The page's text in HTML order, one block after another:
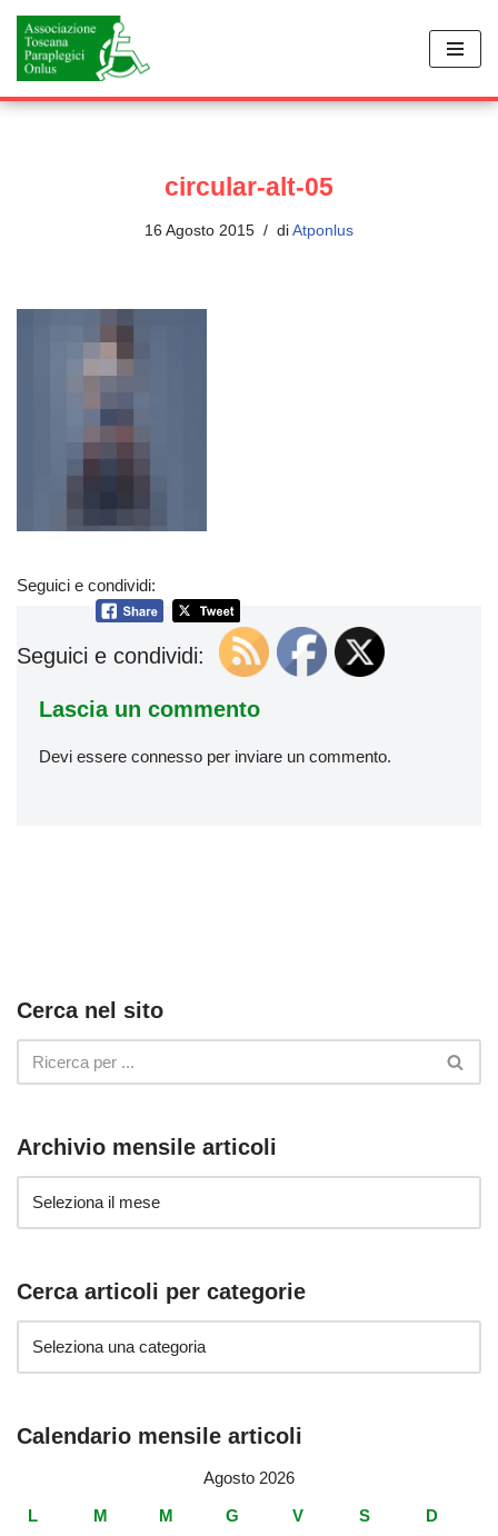
Vai
al
contenuto
circular-alt-05
16 Agosto 2015 di Atponlus
Seguici e condividi:
Seguici e condividi:
Lascia un commento
Devi essere connesso per inviare un commento.
Cerca nel sito
Archivio mensile articoli
Cerca articoli per categorie
Calendario mensile articoli
Agosto 2026
L
M M G V S D